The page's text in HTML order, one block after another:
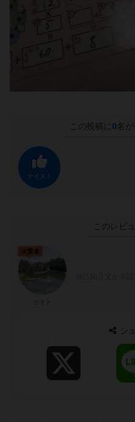
この投稿に 0名が
ナイス！
このレビ
大賢者
シ